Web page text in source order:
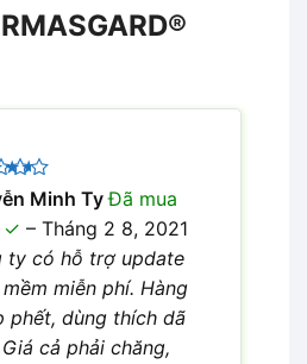
Minh TyĐã mua
– Tháng 2 8, 2021
ty có hỗ trợ update
miễn phí. Hàng
phết, dùng thích dã
cả phải chăng,